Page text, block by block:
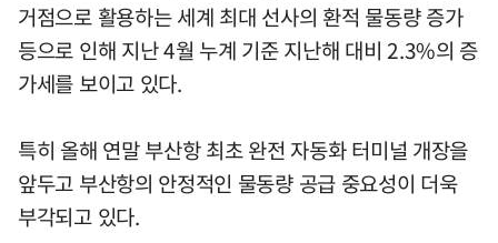
거점으로 활용하는 세계 최대 선사의 환적 물동량 증가
등으로 인해 지난 4월 누계 기준 지난해 대비 2.3%의 증
가세를 보이고 있다.
특히 올해 연말 부산항 최초 완전 자동화 터미널 개장을
앞두고 부산항의 안정적인 물동량 공급 중요성이 더욱
부각되고 있다.